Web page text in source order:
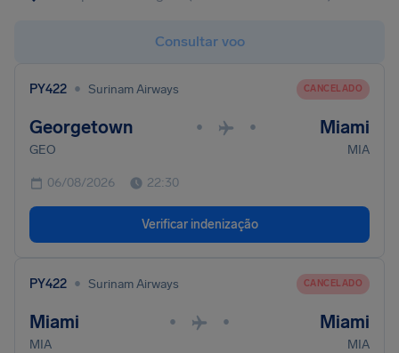
Consultar voo
PY422 • Surinam Airways CANCELADO
Georgetown • • Miami
GEO MIA
06/08/2026 22:30
Verificar indenização
PY422 • Surinam Airways CANCELADO
Miami • • Miami
MIA MIA